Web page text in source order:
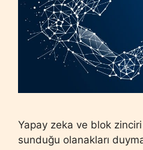
Yapay zeka ve blok
sunduğu olanakları